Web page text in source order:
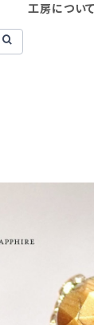
工房について